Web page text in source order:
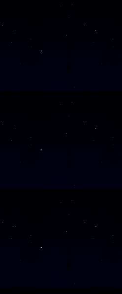
Diese
Klicken Sie Hier
Diese
SAMSTAG
Alle